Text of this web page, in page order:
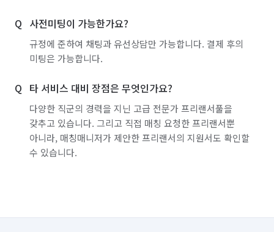
사전미팅이 가능한가요?
규정에 준하여 채팅과 유선상담만 가능합니다. 결제 후의
미팅은 가능합니다.
타 서비스 대비 장점은 무엇인가요?
다양한 직군의 경력을 지닌 고급 전문가 프리랜서풀을
갖추고 있습니다. 그리고 직접 매칭 요청한 프리랜서뿐
아니라, 매칭매니저가 제안한 프리랜서의 지원서도 확인할
수 있습니다.